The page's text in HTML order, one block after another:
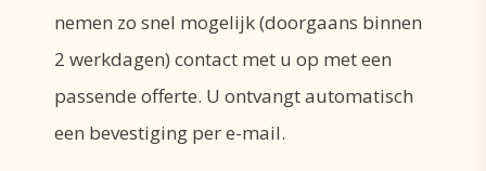
nemen zo snel mogelijk (doorgaans binnen
2 werkdagen) contact met u op met een
passende offerte. U ontvangt automatisch
een bevestiging per e-mail.